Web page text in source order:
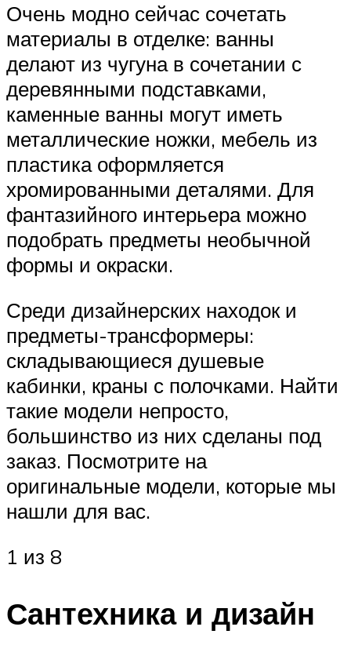
Очень модно сейчас сочетать
материалы в отделке: ванны
делают из чугуна в сочетании с
деревянными подставками,
каменные ванны могут иметь
металлические ножки, мебель из
пластика оформляется
хромированными деталями. Для
фантазийного интерьера можно
подобрать предметы необычной
формы и окраски.
Среди дизайнерских находок и
предметы-трансформеры:
складывающиеся душевые
кабинки, краны с полочками. Найти
такие модели непросто,
большинство из них сделаны под
заказ. Посмотрите на
оригинальные модели, которые мы
нашли для вас.
1 из 8
Сантехника и дизайн